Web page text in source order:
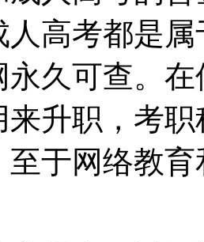
人高考都是
永久可查。
来升职，考
至于网络教